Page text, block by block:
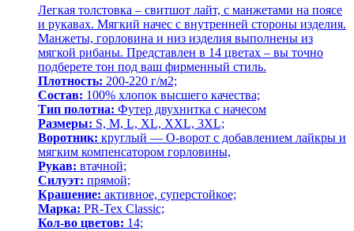
Легкая толстовка – свитшот лайт, с манжетами на поясе
и рукавах. Мягкий начес с внутренней стороны изделия.
Манжеты, горловина и низ изделия выполнены из
мягкой рибаны. Представлен в 14 цветах – вы точно
подберете тон под ваш фирменный стиль.
Плотность: 200-220 г/м2;
Состав: 100% хлопок высшего качества;
Тип полотна: Футер двухнитка с начесом
Размеры: S, M, L, XL, XXL, 3XL;
Воротник: круглый — О-ворот с добавлением лайкры и
мягким компенсатором горловины,
Рукав: втачной;
Силуэт: прямой;
Крашение: активное, суперстойкое;
Марка: PR-Tex Classic;
Кол-во цветов: 14;